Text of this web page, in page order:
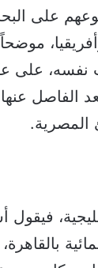
على
نفسه، على
المصرية.
فيقول